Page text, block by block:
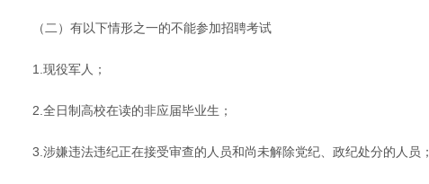
（二）有以下情形之一的不能参加招聘考试
1.现役军人；
2.全日制高校在读的非应届毕业生；
3.涉嫌违法违纪正在接受审查的人员和尚未解除党纪、政纪处分的人员；